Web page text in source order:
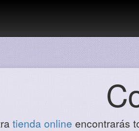
tienda online encontrarás